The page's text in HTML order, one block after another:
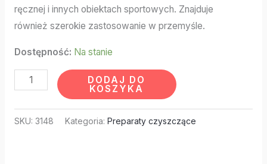
ręcznej i innych obiektach sportowych. Znajduje
również szerokie zastosowanie w przemyśle.
Dostępność: Na stanie
DODAJ DO
KOSZYKA
SKU: 3148 Kategoria: Preparaty czyszczące